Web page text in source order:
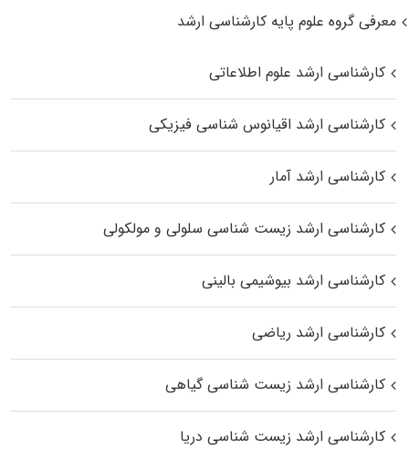
معرفی گروه علوم پایه کارشناسی ارشد
کارشناسی ارشد علوم اطلاعاتی
کارشناسی ارشد اقیانوس‌ شناسی فیزیکی
کارشناسی ارشد آمار
کارشناسی ارشد زیست شناسی سلولی و مولکولی
کارشناسی ارشد بیوشیمی بالینی
کارشناسی ارشد ریاضی
کارشناسی ارشد زیست‌ شناسی گیاهی
کارشناسی ارشد زیست‌ شناسی دریا